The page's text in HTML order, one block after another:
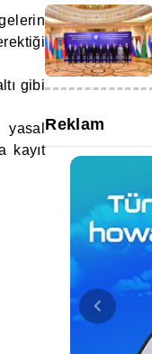
gibi
kayıt
Reklam